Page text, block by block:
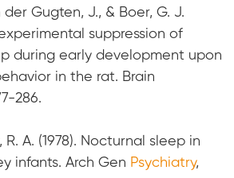
der Gugten, J., & Boer, G. J.
suppression of
during early development upon
in the rat. Brain
286.
R. A. (1978). Nocturnal sleep in
infants. Arch Gen Psychiatry,